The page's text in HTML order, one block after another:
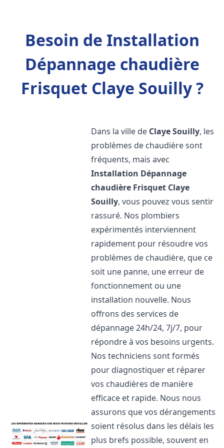
Besoin de Installation
Dépannage chaudière
Frisquet Claye Souilly ?
Dans la ville de Claye Souilly, les
problèmes de chaudière sont
fréquents, mais avec
Installation Dépannage
chaudière Frisquet Claye
Souilly, vous pouvez vous sentir
rassuré. Nos plombiers
expérimentés interviennent
rapidement pour résoudre vos
problèmes de chaudière, que ce
soit une panne, une erreur de
fonctionnement ou une
installation nouvelle. Nous
offrons des services de
dépannage 24h/24, 7j/7, pour
répondre à vos besoins urgents.
Nos techniciens sont formés
pour diagnostiquer et réparer
vos chaudières de manière
efficace et rapide. Nous nous
assurons que vos dérangements
soient résolus dans les délais les
plus brefs possible, souvent en